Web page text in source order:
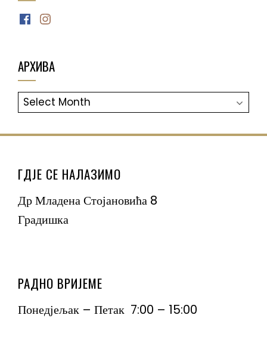
Facebook
Instagram
АРХИВА
АРХИВА
ГДЈЕ СЕ НАЛАЗИМО
Др Младена Стојановића 8
Градишка
РАДНО ВРИЈЕМЕ
Понедјељак – Петак 7:00 – 15:00